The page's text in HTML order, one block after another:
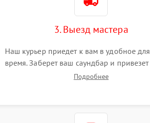
3. Выезд мастера
Наш курьер приедет к вам в удобное
время. Заберет ваш саундбар и
склад для диагностики.Подробнее